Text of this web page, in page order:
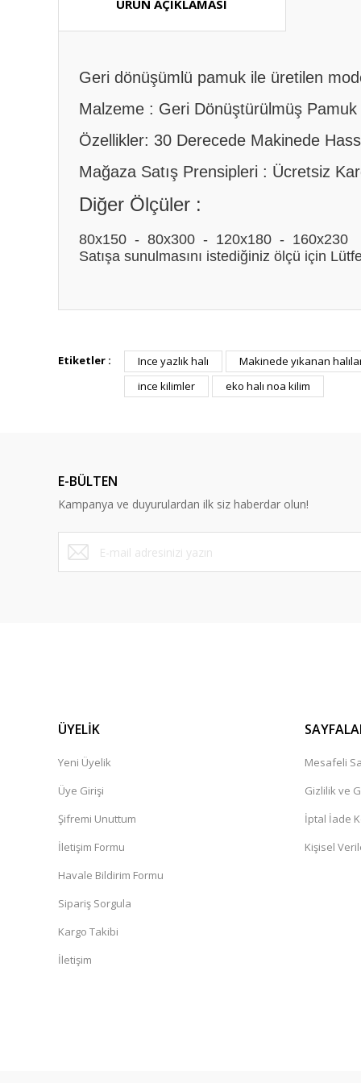
ÜRÜN AÇIKLAMASI
Geri dönüşümlü pamuk ile üretilen
Malzeme : Geri Dönüştürülmüş Pamuk
Özellikler: 30 Derecede Makinede
Mağaza Satış Prensipleri : Ücretsiz
Diğer Ölçüler :
80x150 - 80x300 - 120x180 - 160x230
Satışa sunulmasını istediğiniz ölçü için
Görüş ve önerileriniz için teşekkür ederiz.
Ürün resmi kalitesiz, bozuk veya görüntülenemiyor.
Bu ürüne benzer farklı alternatifler olmalı.
Etiketler : Ince yazlık halı Makinede yıkanan
ince kilimler
eko halı noa kilim
E-BÜLTEN
Kampanya ve duyurulardan ilk siz haberdar olun!
ÜYELİK
Yeni Üyelik
Üye Girişi
Şifremi Unuttum
İletişim Formu
Havale Bildirim Formu
Sipariş Sorgula
Kargo Takibi
İletişim
Mesafeli
Gizlilik ve
İptal İade
Kişisel